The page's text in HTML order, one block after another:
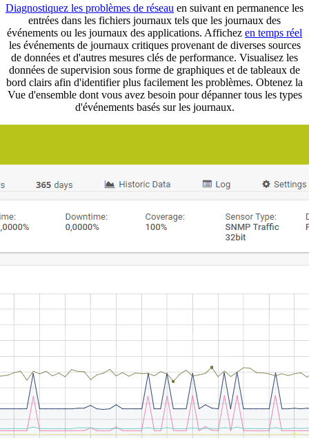
Diagnostiquez les problèmes de réseau en suivant en permanence les
entrées dans les fichiers journaux tels que les journaux des
événements ou les journaux des applications. Affichez en temps réel
les événements de journaux critiques provenant de diverses sources
de données et d'autres mesures clés de performance. Visualisez les
données de supervision sous forme de graphiques et de tableaux de
bord clairs afin d'identifier plus facilement les problèmes. Obtenez la
Vue d'ensemble dont vous avez besoin pour dépanner tous les types
d'événements basés sur les journaux.